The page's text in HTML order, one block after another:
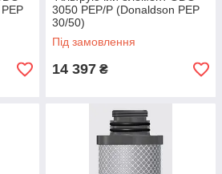
3050 PEP/P (Donaldson PEP
30/50)
Під замовлення
14 397 ₴